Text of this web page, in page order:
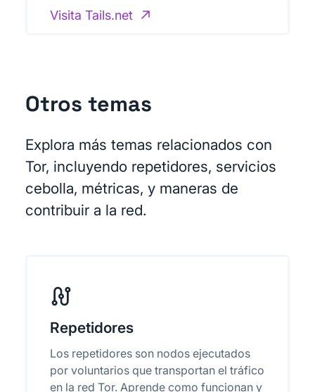
Visita Tails.net
Otros temas
Explora más temas relacionados con
Tor, incluyendo repetidores, servicios
cebolla, métricas, y maneras de
contribuir a la red.
Repetidores
Los repetidores son nodos ejecutados
por voluntarios que transportan el tráfico
en la red Tor. Aprende como funcionan y